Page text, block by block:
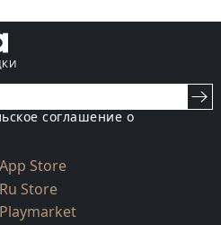
соглашение о